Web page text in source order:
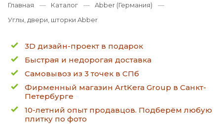
Главная — Каталог — Abber (Германия)
—
Углы, двери, шторки Abber
3D дизайн-проект в подарок
Быстрая и недорогая доставка
Самовывоз из 3 точек в СПб
Фирменный магазин ArtKera Group в Санкт-
Петербурге
10-летний опыт продавцов. Подберём любую
плитку по фото